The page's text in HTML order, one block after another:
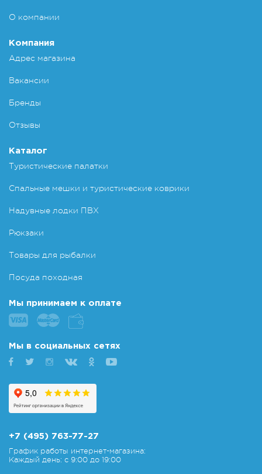
О компании
Компания
Адрес магазина
Вакансии
Бренды
Отзывы
Каталог
Туристические палатки
Спальные мешки и туристические коврики
Надувные лодки ПВХ
Рюкзаки
Товары для рыбалки
Посуда походная
Мы принимаем к оплате
Мы в социальных сетях
+7 (495) 763-77-27
График работы интернет-магазина:
Каждый день: с 9:00 до 19:00